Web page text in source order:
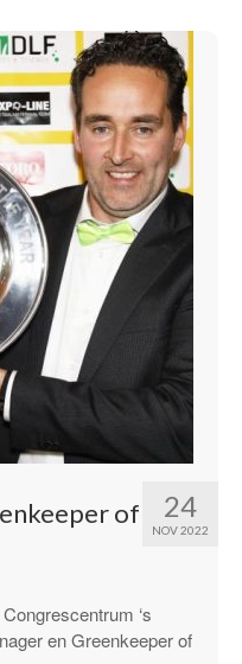
24
NOV 2022
of
‘s
en Greenkeeper of